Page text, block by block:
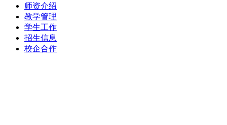
师资介绍
教学管理
学生工作
招生信息
校企合作